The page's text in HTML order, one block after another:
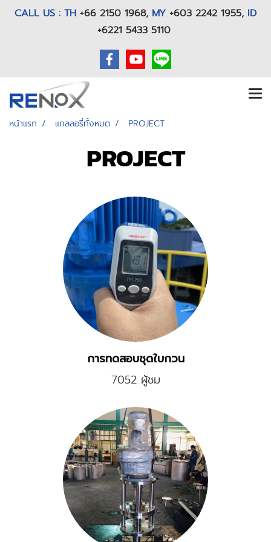
CALL US : TH +66 2150 1968, MY +603 2242 1955, ID
+6221 5433 5110
หน้าแรก แกลลอรี่ทั้งหมด PROJECT
PROJECT
การทดสอบชุดใบกวน
7052 ผู้ชม